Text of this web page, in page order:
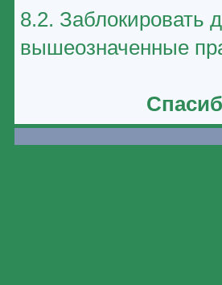
8.2. Заблокировать
вышеозначенные